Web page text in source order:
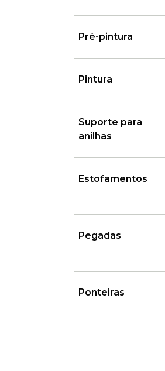
Pré-pintura
Pintura
Suporte para
anilhas
Estofamentos
Pegadas
Ponteiras